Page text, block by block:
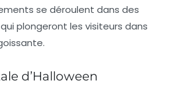
se déroulent dans des
plongeront les visiteurs dans
d’Halloween